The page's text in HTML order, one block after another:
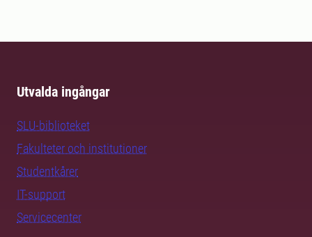
Utvalda ingångar
SLU-biblioteket
Fakulteter och institutioner
Studentkårer
IT-support
Servicecenter